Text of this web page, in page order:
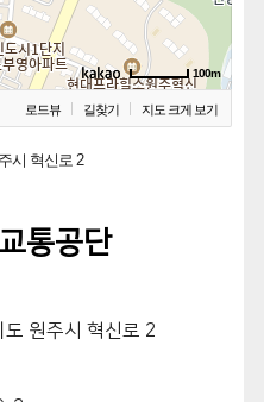
100m
로드뷰 길찾기 지도 크게 보기
시 혁신로 2
통공단
원주시 혁신로 2